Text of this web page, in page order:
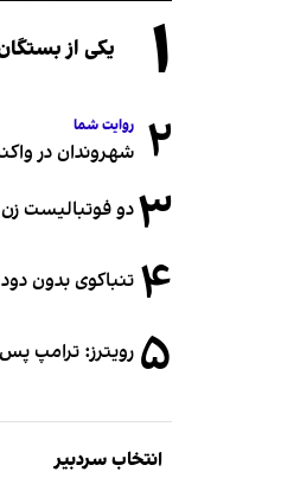
۱ یکی از
۲ روایت شما
شهروندان در
۳دو فوتبالیست زن ایرانی ۵ ماه پس از پناهندگی،
۴ تنباکوی بدون
۵ رویترز: ترامپ
انتخاب سردبیر